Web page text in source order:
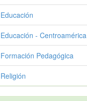
Educación
Educación - Centroamérica
Formación Pedagógica
Religión